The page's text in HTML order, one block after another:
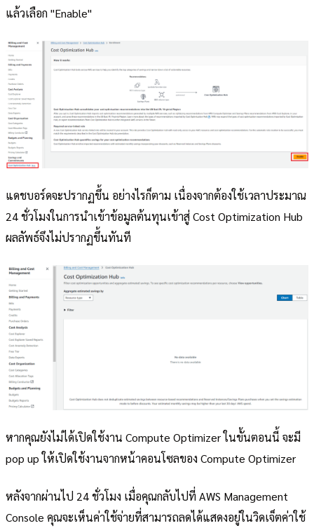
แล้วเลือก "Enable"
แดชบอร์ดจะปรากฏขึ้น อย่างไรก็ตาม เนื่องจากต้องใช้เวลาประมาณ
24 ชั่วโมงในการนำเข้าข้อมูลต้นทุนเข้าสู่ Cost Optimization Hub
ผลลัพธ์จึงไม่ปรากฏขึ้นทันที
หากคุณยังไม่ได้เปิดใช้งาน Compute Optimizer ในขั้นตอนนี้ จะมี
pop up ให้เปิดใช้งานจากหน้าคอนโซลของ Compute Optimizer
หลังจากผ่านไป 24 ชั่วโมง เมื่อคุณกลับไปที่ AWS Management
Console คุณจะเห็นค่าใช้จ่ายที่สามารถลดได้แสดงอยู่ในวิดเจ็ตค่าใช้